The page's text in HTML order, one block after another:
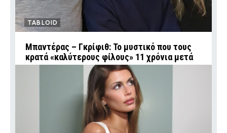
TABLOID
Μπαντέρας – Γκρίφιθ: Το μυστικό που τους
κρατά «καλύτερους φίλους» 11 χρόνια μετά